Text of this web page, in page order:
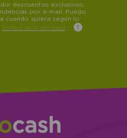
descuentos exclusivos,
por e-mail. Puedo
cuando quiera según lo
Política de Publicidad